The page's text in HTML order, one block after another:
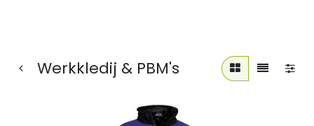
Werkkledij & PBM's